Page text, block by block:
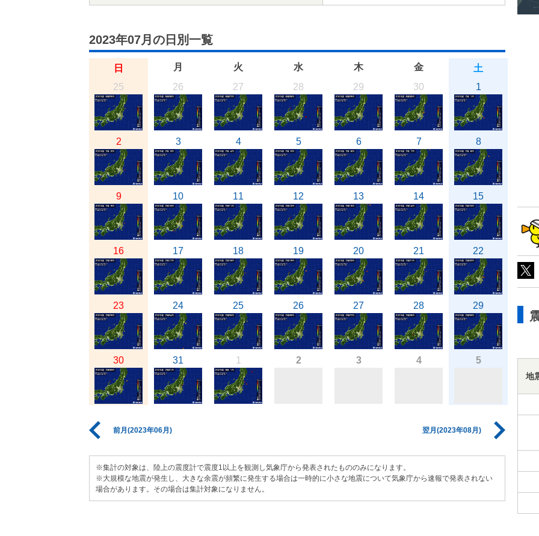
2023年07月の日別一覧
日 月 火 水 木 金
土
25
26 27 28 29 30 1
2 3 4 5 6 7 8
9 10 11 12 13 14 15
16 17 18 19 20 21 22
23 24 25 26 27 28 29
30 31 1 2 3 4 5
前月(2023年06月) 翌月(2023年08月)
※集計の対象は、陸上の震度計で震度1以上を観測し気象庁から発表されたもののみになります。
※大規模な地震が発生し、大きな余震が頻繁に発生する場合は一時的に小さな地震について気象庁から速報で発表されない
場合があります。その場合は集計対象になりません。
地